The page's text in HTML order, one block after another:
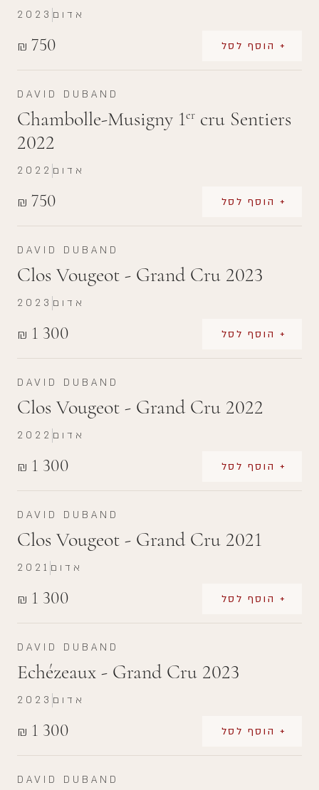
₪ 750 + הוסף לסל
2023 אדום
DAVID DUBAND
Chambolle-Musigny 1er cru Sentiers
2022
₪ 750 + הוסף לסל
2022 אדום
DAVID DUBAND
Clos Vougeot - Grand Cru 2023
₪ 1 300 + הוסף לסל
2023 אדום
DAVID DUBAND
Clos Vougeot - Grand Cru 2022
₪ 1 300 + הוסף לסל
2022 אדום
DAVID DUBAND
Clos Vougeot - Grand Cru 2021
₪ 1 300 + הוסף לסל
2021 אדום
DAVID DUBAND
Echézeaux - Grand Cru 2023
₪ 1 300 + הוסף לסל
2023 אדום
DAVID DUBAND